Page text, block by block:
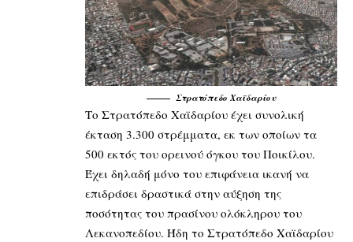
Στρατόπεδο Χαϊδαρίου
Το Στρατόπεδο Χαϊδαρίου έχει συνολική
έκταση 3.300 στρέμματα, εκ των οποίων τα
500 εκτός του ορεινού όγκου του Ποικίλου.
Έχει δηλαδή μόνο του επιφάνεια ικανή να
επιδράσει δραστικά στην αύξηση της
ποσότητας του πρασίνου ολόκληρου του
Λεκανοπεδίου. Ήδη το Στρατόπεδο Χαϊδαρίου